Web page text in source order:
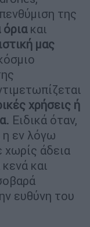
της
και
μας
χρήσεις ή
Ειδικά όταν,
εν λόγω
χωρίς άδεια
και
ευθύνη του